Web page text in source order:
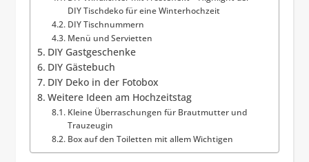
DIY Tischdeko für eine Winterhochzeit
DIY Tischnummern
Menü und Servietten
DIY Gastgeschenke
DIY Gästebuch
DIY Deko in der Fotobox
Weitere Ideen am Hochzeitstag
Kleine Überraschungen für Brautmutter und
Trauzeugin
Box auf den Toiletten mit allem Wichtigen